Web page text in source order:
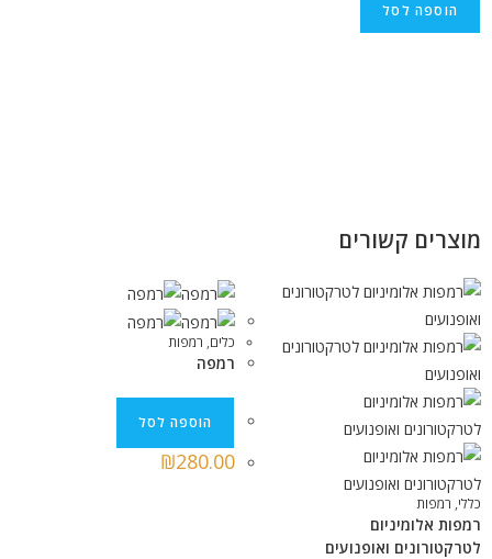
הוספה לסל
מוצרים קשורים
כללי, רמפות
רמפות אלומיניום
לטרקטורונים ואופנועים
כלים, רמפות
רמפה
הוספה לסל
₪280.00